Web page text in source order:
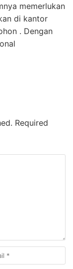
memerlukan
di kantor
. Dengan
Required